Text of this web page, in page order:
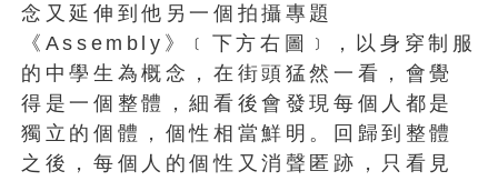
念又延伸到他另一個拍攝專題
《Assembly》﹝下方右圖﹞，以身穿制服
的中學生為概念，在街頭猛然一看，會覺
得是一個整體，細看後會發現每個人都是
獨立的個體，個性相當鮮明。回歸到整體
之後，每個人的個性又消聲匿跡，只看見